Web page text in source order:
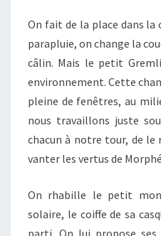
On fait de la place dans
parapluie, on change la
câlin. Mais le petit
environnement. Cette
pleine de fenêtres, au
nous travaillons juste
chacun à notre tour, de le
vanter les vertus de
On rhabille le petit
solaire, le coiffe de sa